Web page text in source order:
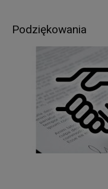
Podziękowania
wskazany w
upływie
daty
o archiwizacji).
W związku
Administratora,
przysługuje
dostępu do